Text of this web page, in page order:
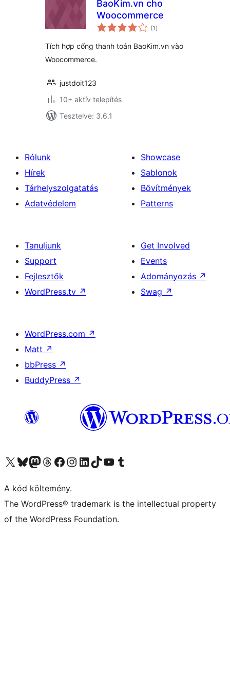
BaoKim.vn cho
Woocommerce
(1 értékelés
összesen
)
Tích hợp cổng thanh toán BaoKim.vn vào
Woocommerce.
justdoit123
10+ aktív telepítés
Tesztelve: 3.6.1
Rólunk
Hírek
Tárhelyszolgatatás
Adatvédelem
Showcase
Sablonok
Bővítmények
Patterns
Tanuljunk
Support
Fejlesztők
WordPress.tv ↗
Get Involved
Events
Adományozás ↗
Swag ↗
WordPress.com ↗
Matt ↗
bbPress ↗
BuddyPress ↗
Visit our X (formerly Twitter) account
Visit our Bluesky account
Twitter csatornánk
Visit our Threads account
Facebook oldalunk megtekintése
Visit our Instagram account
Visit our LinkedIn account
Visit our TikTok account
Visit our YouTube channel
Visit our Tumblr account
A kód költemény.
The WordPress® trademark is the intellectual property
of the WordPress Foundation.